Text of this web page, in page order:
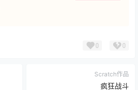
0 0
Scratch作品
疯狂战斗